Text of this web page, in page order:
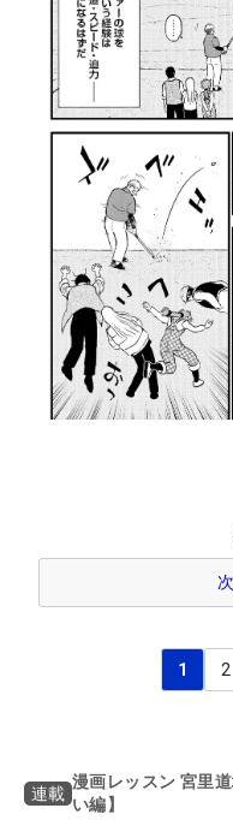
1 2
連載
漫画レッスン 宮里
い編】